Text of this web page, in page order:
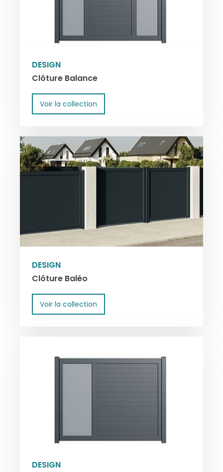
DESIGN
Clôture Balance
Voir la collection
DESIGN
Clôture Baléo
Voir la collection
DESIGN